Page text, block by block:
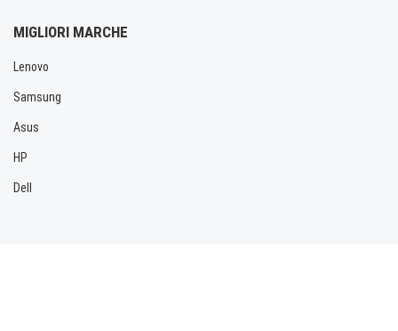
MIGLIORI MARCHE
Lenovo
Samsung
Asus
HP
Dell